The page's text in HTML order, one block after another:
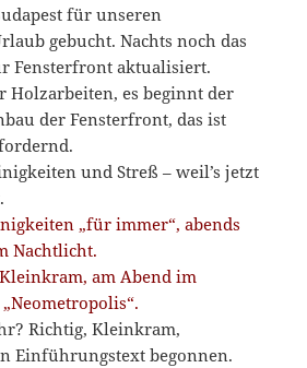
für unseren
gebucht. Nachts noch das
Fensterfront aktualisiert.
Holzarbeiten, es beginnt der
der Fensterfront, das ist
und Streß – weil’s jetzt
„für immer“, abends
Nachtlicht.
am Abend im
Richtig, Kleinkram,
Einführungstext begonnen.